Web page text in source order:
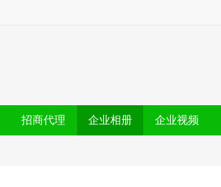
招商代理 企业相册 企业视频